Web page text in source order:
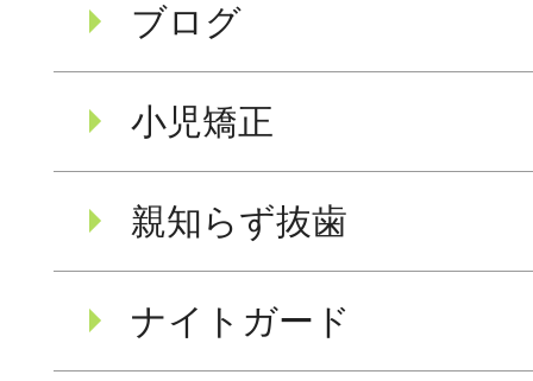
ブログ
小児矯正
親知らず抜歯
ナイトガード